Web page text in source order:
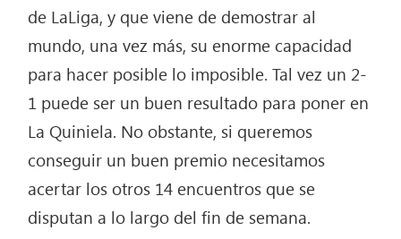
de LaLiga, y que viene de demostrar al
mundo, una vez más, su enorme capacidad
para hacer posible lo imposible. Tal vez un 2-
1 puede ser un buen resultado para poner en
La Quiniela. No obstante, si queremos
conseguir un buen premio necesitamos
acertar los otros 14 encuentros que se
disputan a lo largo del fin de semana.